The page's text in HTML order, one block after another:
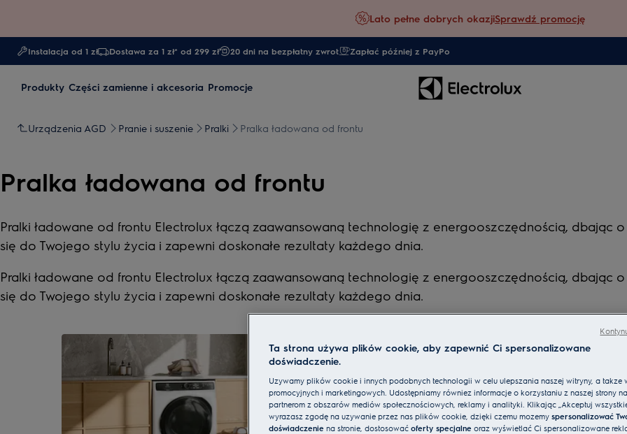
Lato pełne dobrych okazjiSprawdź promocję
Instalacja od 1 zł Dostawa za 1 zł* od 299 zł 20 dni na bezpłatny zwrot Zapłać później z PayPo
Produkty Części zamienne i akcesoria Promocje
Urządzenia AGD Pranie i suszenie Pralki Pralka ładowana od frontu
Pralka ładowana od frontu
Pralki ładowane od frontu Electrolux łączą zaawansowaną technologię z energooszczędnością, dbając
się do Twojego stylu życia i zapewni doskonałe rezultaty każdego dnia.
Pralki ładowane od frontu Electrolux łączą zaawansowaną technologię z energooszczędnością, dbając
się do Twojego stylu życia i zapewni doskonałe rezultaty każdego dnia.
Ta strona używa plików cookie, aby zapewnić Ci spersonalizowane
doświadczenie.
Używamy plików cookie i innych podobnych technologii w celu ulepszania naszej witryny, a także
promocyjnych i marketingowych. Udostępniamy również informacje o korzystaniu z naszej strony
partnerom z obszarów mediów społecznościowych, reklamy i analityki. Klikając „Akceptuj
wyrażasz zgodę na używanie przez nas plików cookie, dzięki czemu możemy spersonalizować
doświadczenie na stronie, dostosować oferty specjalne oraz wyświetlać Ci spersonalizowane